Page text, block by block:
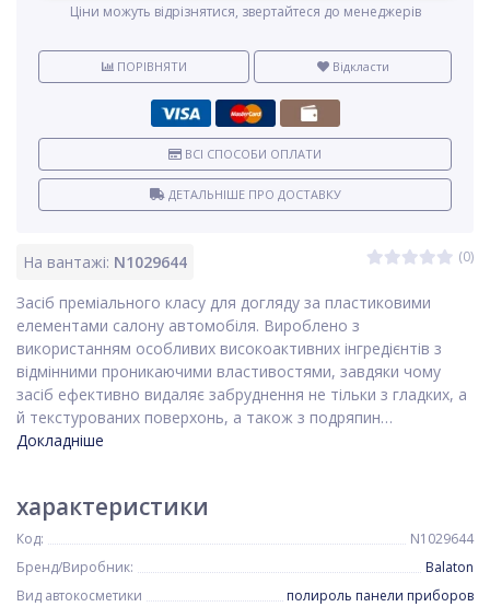
На вантажі: N1029644 (0)
Засіб преміального класу для догляду за пластиковими
елементами салону автомобіля. Вироблено з
використанням особливих високоактивних інгредієнтів з
відмінними проникаючими властивостями, завдяки чому
засіб ефективно видаляє забруднення не тільки з гладких, а
й текстурованих поверхонь, а також з подряпин…
Докладніше
Ціни можуть відрізнятися, звертайтеся до менеджерів
ПОРІВНЯТИ Відкласти
ВСІ СПОСОБИ ОПЛАТИ
ДЕТАЛЬНІШЕ ПРО ДОСТАВКУ
характеристики
Код:
N1029644
Бренд/Виробник:
Balaton
Вид автокосметики
полироль панели приборов